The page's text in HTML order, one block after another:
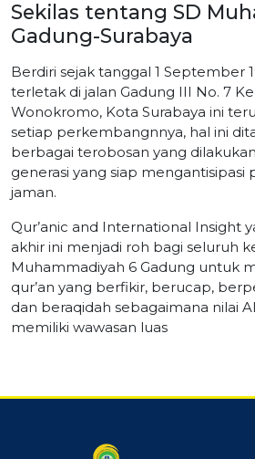
Sekilas tentang SD
Gadung-Surabaya
Berdiri sejak tanggal 1 September
terletak di jalan Gadung III No. 7
Wonokromo, Kota Surabaya ini
setiap perkembangnnya, hal ini
berbagai terobosan yang
generasi yang siap
jaman.
Qur’anic and International Insight
akhir ini menjadi roh bagi seluruh
Muhammadiyah 6 Gadung untuk
qur’an yang berfikir, berucap,
dan beraqidah sebagaimana nilai
memiliki wawasan luas